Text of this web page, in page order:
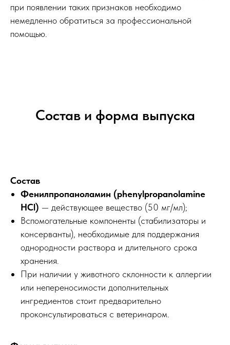
при появлении таких признаков необходимо
немедленно обратиться за профессиональной
помощью.
Состав и форма выпуска
Состав
Фенилпропаноламин (phenylpropanolamine
HCl) — действующее вещество (50 мг/мл);
Вспомогательные компоненты (стабилизаторы и
консерванты), необходимые для поддержания
однородности раствора и длительного срока
хранения.
При наличии у животного склонности к аллергии
или непереносимости дополнительных
ингредиентов стоит предварительно
проконсультироваться с ветеринаром.